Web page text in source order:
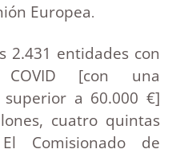
Europea.
2.431 entidades con
COVID [con una
superior a 60.000 €]
cuatro quintas
Comisionado de